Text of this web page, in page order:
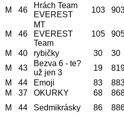
M 46
Hrách Team
EVEREST
103
M 46
MT
EVEREST
Team
105
M 40 rybičky 30
30
M 43
Bezva 6 - te?
už jen 3
19
M 44 Emoji 83
M 37 OKURKY 68
M 44 Sedmikrásky 86